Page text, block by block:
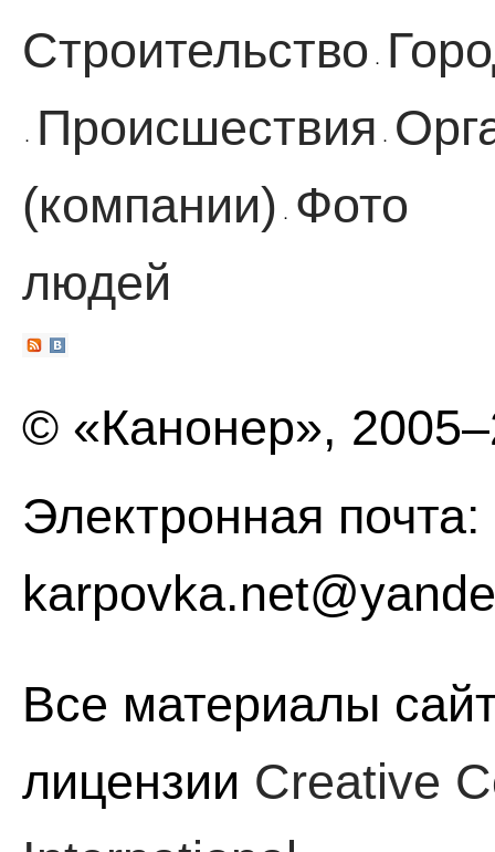
Строительство ·
· Происшествия ·
(компании)
·
Фото
людей
© «Канонер»,
Электронная почта:
Все материалы
лицензии Creative